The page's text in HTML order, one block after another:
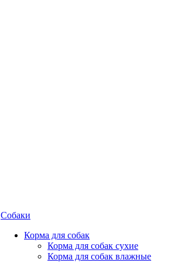
Собаки
Корма для собак
Корма для собак сухие
Корма для собак влажные